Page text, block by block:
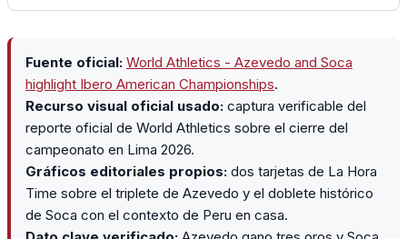
Fuente oficial: World Athletics - Azevedo and Soca
highlight Ibero American Championships.
Recurso visual oficial usado: captura verificable del
reporte oficial de World Athletics sobre el cierre del
campeonato en Lima 2026.
Gráficos editoriales propios: dos tarjetas de La Hora
Time sobre el triplete de Azevedo y el doblete histórico
de Soca con el contexto de Peru en casa.